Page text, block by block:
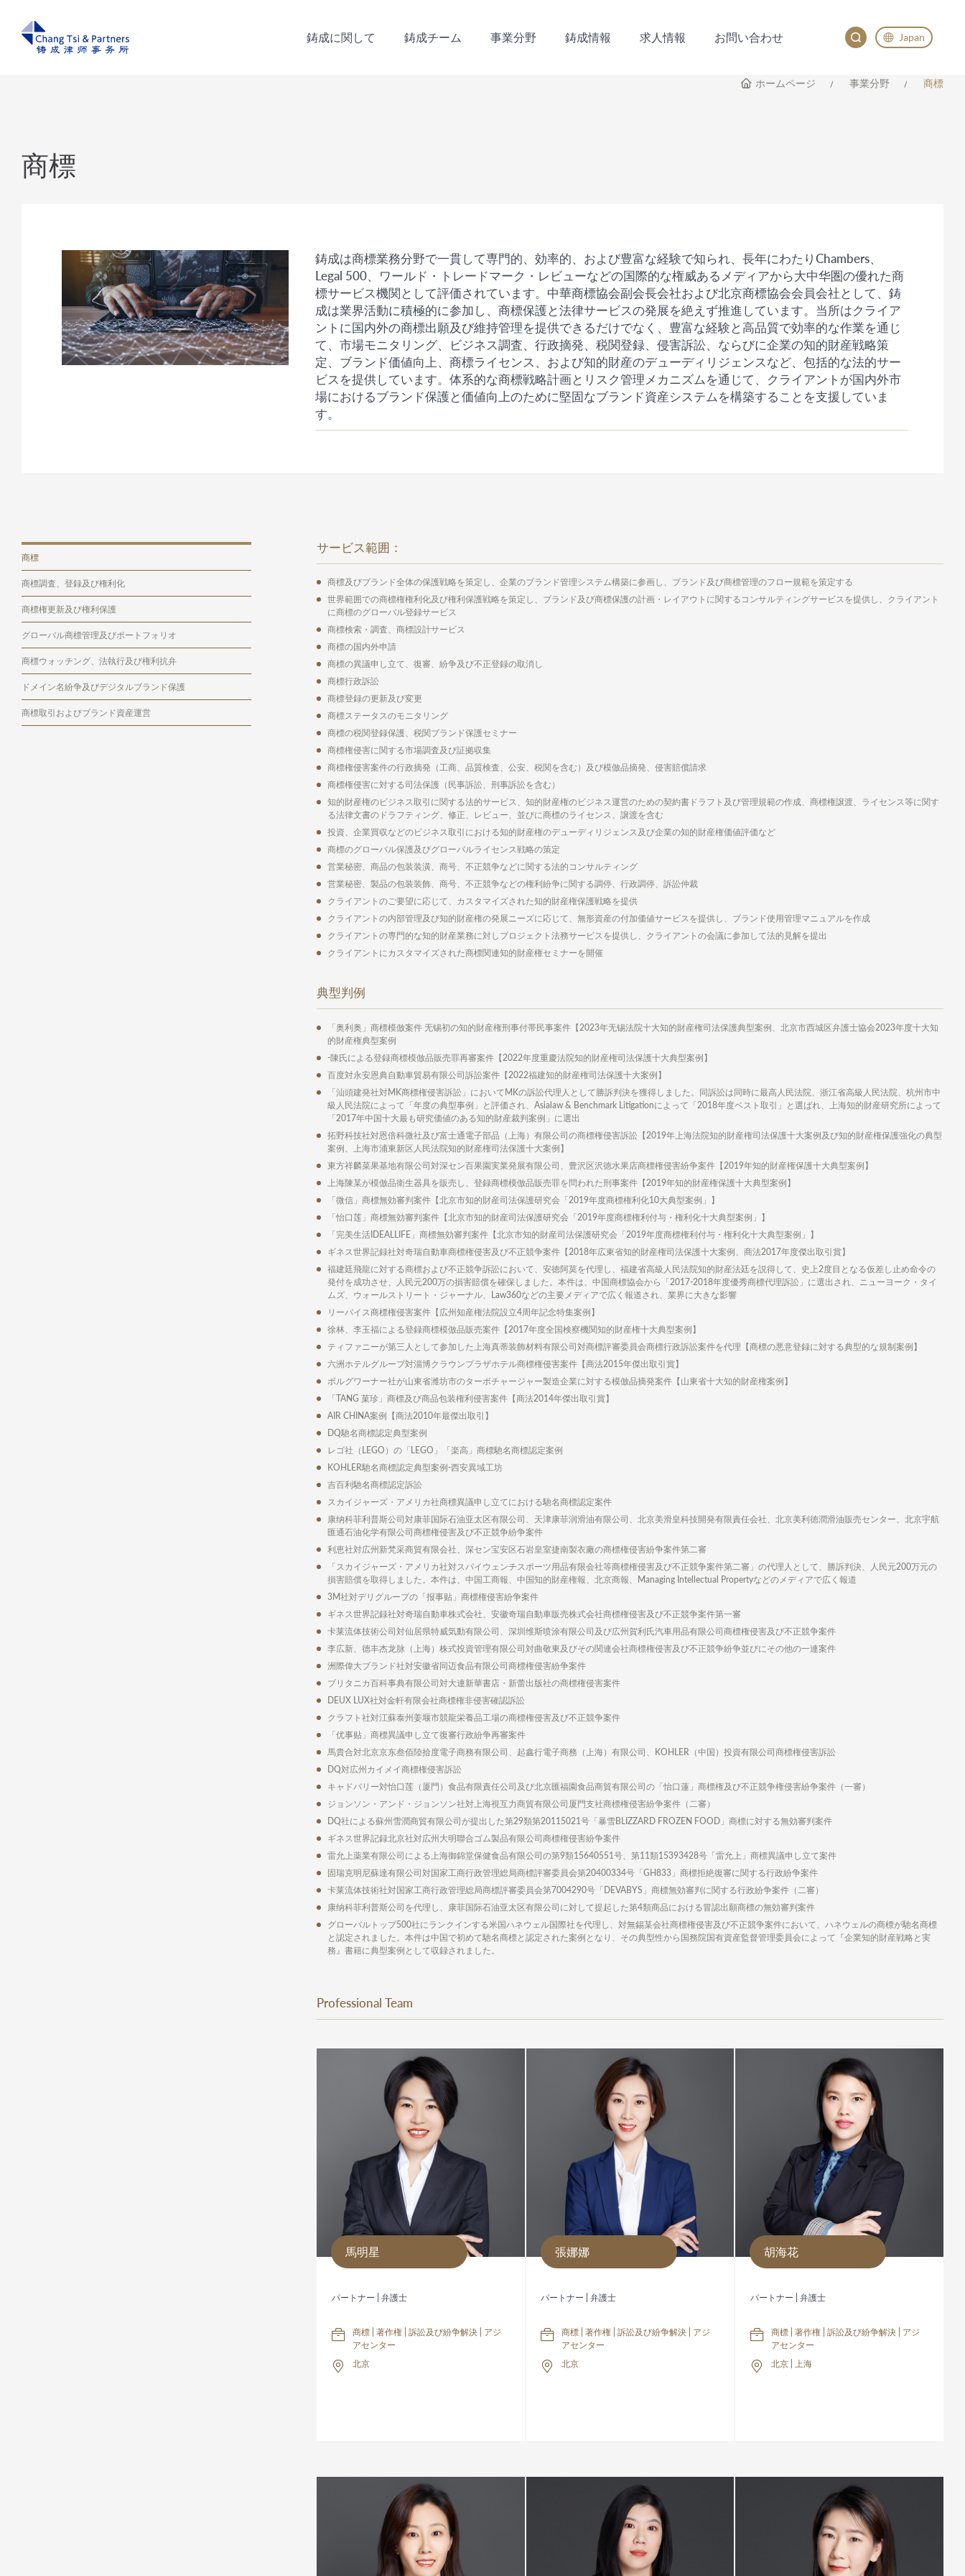
鋳成に関して
鋳成チーム
事業分野
鋳成情報
求人情報
お問い合わせ
Japan
English
ホームページ 事業分野 商標
商標
鋳成は商標業務分野で一貫して専門的、効率的、および豊富な経験で知られ、長年にわたりChambers、
Legal 500、ワールド・トレードマーク・レビューなどの国際的な権威あるメディアから大中华圏の優れた商
標サービス機関として評価されています。中華商標協会副会長会社および北京商標協会会員会社として、鋳
成は業界活動に積極的に参加し、商標保護と法律サービスの発展を絶えず推進しています。当所はクライア
ントに国内外の商標出願及び維持管理を提供できるだけでなく、豊富な経験と高品質で効率的な作業を通じ
て、市場モニタリング、ビジネス調査、行政摘発、税関登録、侵害訴訟、ならびに企業の知的財産戦略策
定、ブランド価値向上、商標ライセンス、および知的財産のデューディリジェンスなど、包括的な法的サー
ビスを提供しています。体系的な商標戦略計画とリスク管理メカニズムを通じて、クライアントが国内外市
場におけるブランド保護と価値向上のために堅固なブランド資産システムを構築することを支援していま
す。
商標
商標調査、登録及び権利化
商標権更新及び権利保護
グローバル商標管理及びポートフォリオ
商標ウォッチング、法執行及び権利抗弁
ドメイン名紛争及びデジタルブランド保護
商標取引およびブランド資産運営
サービス範囲：
商標及びブランド全体の保護戦略を策定し、企業のブランド管理システム構築に参画し、ブランド及び商標管理のフロー規範を策定する
世界範囲での商標権権利化及び権利保護戦略を策定し、ブランド及び商標保護の計画・レイアウトに関するコンサルティングサービスを提供し、クライアント
に商標のグローバル登録サービス
商標検索・調査、商標設計サービス
商標の国内外申請
商標の異議申し立て、復審、紛争及び不正登録の取消し
商標行政訴訟
商標登録の更新及び変更
商標ステータスのモニタリング
商標の税関登録保護、税関ブランド保護セミナー
商標権侵害に関する市場調査及び証拠収集
商標権侵害案件の行政摘発（工商、品質検査、公安、税関を含む）及び模倣品摘発、侵害賠償請求
商標権侵害に対する司法保護（民事訴訟、刑事訴訟を含む）
知的財産権のビジネス取引に関する法的サービス、知的財産権のビジネス運営のための契約書ドラフト及び管理規範の作成、商標権譲渡、ライセンス等に関す
る法律文書のドラフティング、修正、レビュー、並びに商標のライセンス、譲渡を含む
投資、企業買収などのビジネス取引における知的財産権のデューディリジェンス及び企業の知的財産権価値評価など
商標のグローバル保護及びグローバルライセンス戦略の策定
営業秘密、商品の包装装潢、商号、不正競争などに関する法的コンサルティング
営業秘密、製品の包装装飾、商号、不正競争などの権利紛争に関する調停、行政調停、訴訟仲裁
クライアントのご要望に応じて、カスタマイズされた知的財産権保護戦略を提供
クライアントの内部管理及び知的財産権の発展ニーズに応じて、無形資産の付加価値サービスを提供し、ブランド使用管理マニュアルを作成
クライアントの専門的な知的財産業務に対しプロジェクト法務サービスを提供し、クライアントの会議に参加して法的見解を提出
クライアントにカスタマイズされた商標関連知的財産権セミナーを開催
典型判例
「奥利奥」商標模倣案件 无锡初の知的財産権刑事付帯民事案件【2023年无锡法院十大知的財産権司法保護典型案例、北京市西城区弁護士協会2023年度十大知
的財産権典型案例
-陳氏による登録商標模倣品販売罪再審案件【2022年度重慶法院知的財産権司法保護十大典型案例】
百度対永安恩典自動車貿易有限公司訴訟案件【2022福建知的財産権司法保護十大案例】
「汕頭建発社対MK商標権侵害訴訟」においてMKの訴訟代理人として勝訴判決を獲得しました。同訴訟は同時に最高人民法院、浙江省高級人民法院、杭州市中
級人民法院によって「年度の典型事例」と評価され、Asialaw & Benchmark Litigationによって「2018年度ベスト取引」と選ばれ、上海知的財産研究所によって
「2017年中国十大最も研究価値のある知的財産裁判案例」に選出
拓野科技社対恩倍科微社及び富士通電子部品（上海）有限公司の商標権侵害訴訟【2019年上海法院知的財産権司法保護十大案例及び知的財産権保護強化の典型
案例、上海市浦東新区人民法院知的財産権司法保護十大案例】
東方祥麟菜果基地有限公司対深セン百果園実業発展有限公司、豊沢区沢徳水果店商標権侵害紛争案件【2019年知的財産権保護十大典型案例】
上海陳某が模倣品衛生器具を販売し、登録商標模倣品販売罪を問われた刑事案件【2019年知的財産権保護十大典型案例】
「微信」商標無効審判案件【北京市知的財産司法保護研究会「2019年度商標権利化10大典型案例」】
「怡口莲」商標無効審判案件【北京市知的財産司法保護研究会「2019年度商標権利付与・権利化十大典型案例」】
「完美生活IDEALLIFE」商標無効審判案件【北京市知的財産司法保護研究会「2019年度商標権利付与・権利化十大典型案例」】
ギネス世界記録社対奇瑞自動車商標権侵害及び不正競争案件【2018年広東省知的財産権司法保護十大案例、商法2017年度傑出取引賞】
福建廷飛龍に対する商標および不正競争訴訟において、安徳阿莫を代理し、福建省高級人民法院知的財産法廷を説得して、史上2度目となる仮差し止め命令の
発付を成功させ、人民元200万の損害賠償を確保しました。本件は、中国商標協会から「2017-2018年度優秀商標代理訴訟」に選出され、ニューヨーク・タイ
ムズ、ウォールストリート・ジャーナル、Law360などの主要メディアで広く報道され、業界に大きな影響
リーバイス商標権侵害案件【広州知産権法院設立4周年記念特集案例】
徐林、李玉福による登録商標模倣品販売案件【2017年度全国検察機関知的財産権十大典型案例】
ティファニーが第三人として参加した上海真蒂装飾材料有限公司対商標評審委員会商標行政訴訟案件を代理【商標の悪意登録に対する典型的な規制案例】
六洲ホテルグループ対淄博クラウンプラザホテル商標権侵害案件【商法2015年傑出取引賞】
ボルグワーナー社が山東省潍坊市のターボチャージャー製造企業に対する模倣品摘発案件【山東省十大知的財産権案例】
「TANG 菓珍」商標及び商品包装権利侵害案件【商法2014年傑出取引賞】
AIR CHINA案例【商法2010年最傑出取引】
DQ馳名商標認定典型案例
レゴ社（LEGO）の「LEGO」「楽高」商標馳名商標認定案例
KOHLER馳名商標認定典型案例-西安異域工坊
吉百利馳名商標認定訴訟
スカイジャーズ・アメリカ社商標異議申し立てにおける馳名商標認定案件
康纳科菲利普斯公司対康菲国际石油亚太区有限公司、天津康菲润滑油有限公司、北京美滑皇科技開発有限責任会社、北京美利徳潤滑油販売センター、北京宇航
匯通石油化学有限公司商標権侵害及び不正競争紛争案件
利恵社対広州新梵采商貿有限会社、深セン宝安区石岩皇室捷南製衣廠の商標権侵害紛争案件第二審
「スカイジャーズ・アメリカ社対スパイウェンチスポーツ用品有限会社等商標権侵害及び不正競争案件第二審」の代理人として、勝訴判決、人民元200万元の
損害賠償を取得しました。本件は、中国工商報、中国知的財産権報、北京商報、Managing Intellectual Propertyなどのメディアで広く報道
3M社対デリグループの「报事贴」商標権侵害紛争案件
ギネス世界記録社対奇瑞自動車株式会社、安徽奇瑞自動車販売株式会社商標権侵害及び不正競争案件第一審
卡莱流体技術公司対仙居県特威気動有限公司、深圳维斯喷涂有限公司及び広州賀利氏汽車用品有限公司商標権侵害及び不正競争案件
李広新、德丰杰龙脉（上海）株式投資管理有限公司対曲敬東及びその関連会社商標権侵害及び不正競争紛争並びにその他の一連案件
洲際偉大ブランド社対安徽省同迈食品有限公司商標権侵害紛争案件
ブリタニカ百科事典有限公司対大連新華書店・新蕾出版社の商標権侵害案件
DEUX LUX社対金軒有限会社商標権非侵害確認訴訟
クラフト社対江蘇泰州姜堰市競龍栄養品工場の商標権侵害及び不正競争案件
「优事贴」商標異議申し立て復審行政紛争再審案件
馬貴合対北京京东叁佰陸拾度電子商務有限公司、起鑫行電子商務（上海）有限公司、KOHLER（中国）投資有限公司商標権侵害訴訟
DQ対広州カイメイ商標権侵害訴訟
キャドバリー対怡口莲（厦門）食品有限責任公司及び北京匯福園食品商貿有限公司の「怡口蓮」商標権及び不正競争権侵害紛争案件（一審）
ジョンソン・アンド・ジョンソン社対上海視互力商貿有限公司厦門支社商標権侵害紛争案件（二審）
DQ社による蘇州雪潤商貿有限公司が提出した第29類第20115021号「暴雪BLIZZARD FROZEN FOOD」商標に対する無効審判案件
ギネス世界記録北京社対広州大明聯合ゴム製品有限公司商標権侵害紛争案件
雷允上薬業有限公司による上海御錦堂保健食品有限公司の第9類15640551号、第11類15393428号「雷允上」商標異議申し立て案件
固瑞克明尼蘇達有限公司対国家工商行政管理総局商標評審委員会第20400334号「GH833」商標拒絶復審に関する行政紛争案件
卡莱流体技術社対国家工商行政管理総局商標評審委員会第7004290号「DEVABYS」商標無効審判に関する行政紛争案件（二審）
康纳科菲利普斯公司を代理し、康菲国际石油亚太区有限公司に対して提起した第4類商品における冒認出願商標の無効審判案件
グローバルトップ500社にランクインする米国ハネウェル国際社を代理し、対無錫某会社商標権侵害及び不正競争案件において、ハネウェルの商標が馳名商標
と認定されました。本件は中国で初めて馳名商標と認定された案例となり、その典型性から国務院国有資産監督管理委員会によって『企業知的財産戦略と実
務』書籍に典型案例として収録されました。
Professional Team
馬明星
パートナー | 弁護士
商標 | 著作権 | 訴訟及び紛争解決 | アジ
アセンター
北京
張娜娜
パートナー | 弁護士
商標 | 著作権 | 訴訟及び紛争解決 | アジ
アセンター
北京
胡海花
パートナー | 弁護士
商標 | 著作権 | 訴訟及び紛争解決 | アジ
アセンター
北京 | 上海